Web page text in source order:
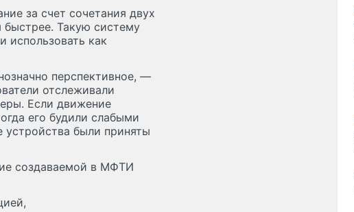
за счет сочетания двух
быстрее. Такую систему
использовать как
перспективное, —
отслеживали
Если движение
его будили слабыми
были приняты
создаваемой в МФТИ